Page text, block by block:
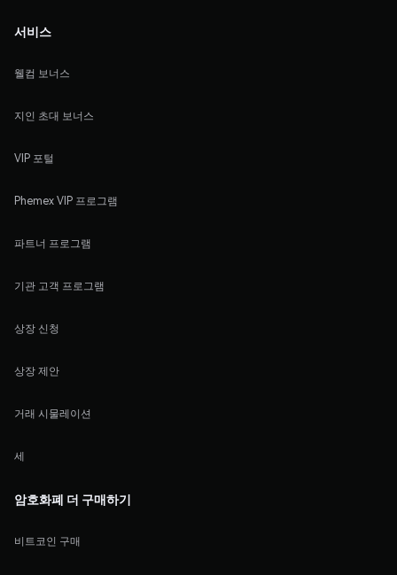
서비스
웰컴 보너스
지인 초대 보너스
VIP 포털
Phemex VIP 프로그램
파트너 프로그램
기관 고객 프로그램
상장 신청
상장 제안
거래 시물레이션
세
암호화폐 더 구매하기
비트코인 구매